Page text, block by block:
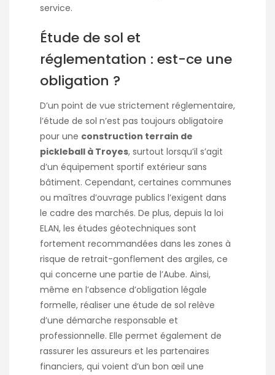
service.
Étude de sol et
réglementation : est-ce une
obligation ?
D’un point de vue strictement réglementaire,
l’étude de sol n’est pas toujours obligatoire
pour une construction terrain de
pickleball à Troyes, surtout lorsqu’il s’agit
d’un équipement sportif extérieur sans
bâtiment. Cependant, certaines communes
ou maîtres d’ouvrage publics l’exigent dans
le cadre des marchés. De plus, depuis la loi
ELAN, les études géotechniques sont
fortement recommandées dans les zones à
risque de retrait-gonflement des argiles, ce
qui concerne une partie de l’Aube. Ainsi,
même en l’absence d’obligation légale
formelle, réaliser une étude de sol relève
d’une démarche responsable et
professionnelle. Elle permet également de
rassurer les assureurs et les partenaires
financiers, qui voient d’un bon œil une